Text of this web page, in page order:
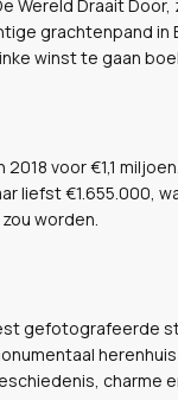
Wereld Draait
grachtenpand in
winst te gaan
voor €1,1
liefst €1.655.000,
worden.
gefotografeerde
charme